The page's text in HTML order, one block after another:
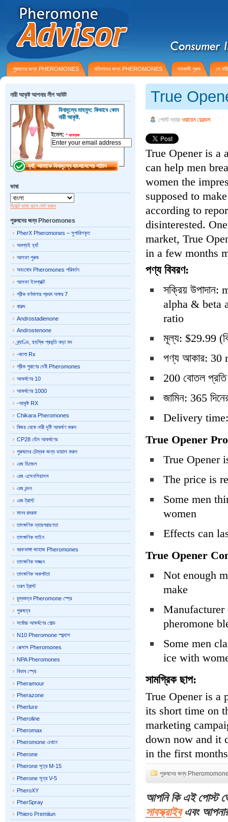
পুরুষদের জন্য PHEROMONES মহিলাদের জন্য PHEROMONES সমকামী পুরুষ গে
True
পোস্ট দ্বারা ওয়ারেন রেনল্ডস
True Opener is a
can help men
women the
supposed to
according to
disinterested.
market, True
in a few months
পণ্য বিবরণ:
সক্রিয়
alpha & beta
ratio
মূল্য: $29.99
পণ্য আকার: 30
200 বোতল প্রতি
জামিন: 365
Delivery time:
True Opener
True Opener
The price is
Some men
women
Effects can
True Opener
Not enough
make
Manufacturer
pheromone
Some men
ice with
সামগ্রিক ছাপ:
True Opener is a
its short time on
marketing
down now and it
in the first
পুরুষদের জন্য
আপনি কি এই পোস্ট
সাবস্ক্রাইবএবং আপনার
নারী আকৃষ্ট আপনার লীগ আউট
বিনামূল্যে মাহমুদ: কিভাবে কোন
নারী আকৃষ্ট.
ইমেল: *আবশ্যক
ভাষা
ডিফল্ট ভাষা রূপে সেট করুন
পুরুষদের জন্য Pheromones
PherX Pheromones – সুপারিশকৃত
অবশ্যই হ্যাঁ
আলফা পুরুষ
অহংবোধ Pheromones পরিবর্তন
আলফা ইমপ্যাক্ট
গ্রীক বর্ণমালার প্রথম অক্ষর 7
বারুদ
Androstadienone
Androstenone
ব্র্যাণ্ডি, হুহস্কি প্রভৃতি কড়া মদ
-জাগা Rx
গ্রীক পুরাণের দেবী Pheromones
আকর্ষণের 10
আকর্ষণের 1000
-আকৃষ্ট RX
Chikara Pheromones
বিজয় থেকে নারী দৃষ্টি আকর্ষণ করুন
CP28 যৌন আকর্ষণের
পুরুষদের চৌম্বক জন্য ডায়াল করুন
এজ ডিজেল
এজ এসেনশিয়ালস
এজ চন্দন
এজ ট্রাস্ট
মানব রমরমা
তাৎক্ষণিক ন্যায়পরায়ণতা
তাৎক্ষণিক সাইন
বরফভাঙ্গা জাহাজ Pheromones
তাৎক্ষণিক সজ্জন
তাৎক্ষণিক অকপটতা
তরল ট্রাস্ট
চুম্বকত্ব Pheromone স্প্রে
পুরুষত্ব
সর্বোচ্চ আকর্ষণের গোল্ড
N10 Pheromone স্প্ল্যাশ
নেক্সাস Pheromones
NPA Pheromones
বিভাব স্প্রে
Pheramour
Pherazone
Pherlure
Pheroline
Pheromax
Pheromone এখানে
Pherone
Pherone সূত্র M-15
Pherone সূত্র V-5
PheroXY
PherSpray
Phiero Premiiun